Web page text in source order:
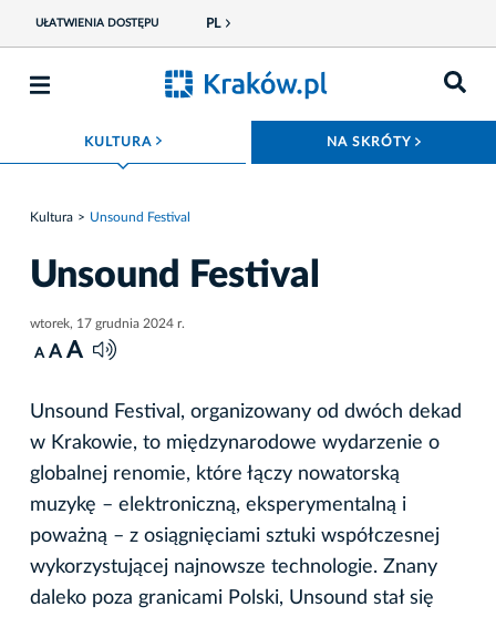
UŁATWIENIA DOSTĘPU PL
KULTURA ROZWIŃ MENU NA SKRÓTY
Kultura Unsound Festival
Unsound Festival
wtorek, 17 grudnia 2024 r.
A A A
Unsound Festival, organizowany od dwóch dekad
w Krakowie, to międzynarodowe wydarzenie o
globalnej renomie, które łączy nowatorską
muzykę – elektroniczną, eksperymentalną i
poważną – z osiągnięciami sztuki współczesnej
wykorzystującej najnowsze technologie. Znany
daleko poza granicami Polski, Unsound stał się